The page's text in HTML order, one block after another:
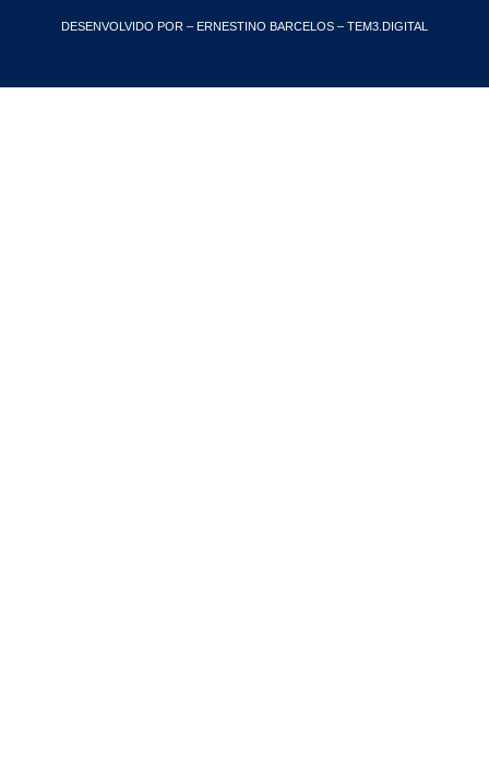
DESENVOLVIDO POR – ERNESTINO BARCELOS – TEM3.DIGITAL